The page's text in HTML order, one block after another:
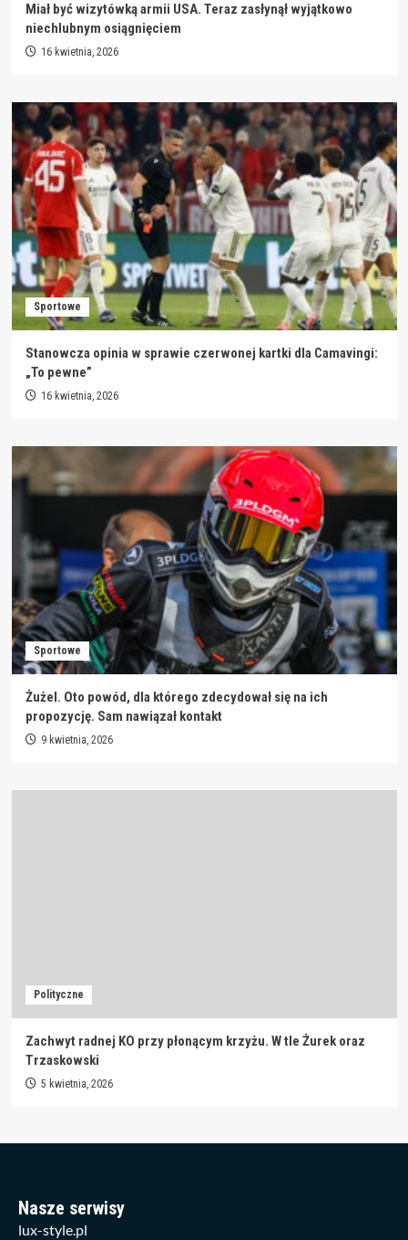
Miał być wizytówką armii USA. Teraz zasłynął wyjątkowo
niechlubnym osiągnięciem
16 kwietnia, 2026
Sportowe
Stanowcza opinia w sprawie czerwonej kartki dla Camavingi:
„To pewne”
16 kwietnia, 2026
Sportowe
Żużel. Oto powód, dla którego zdecydował się na ich
propozycję. Sam nawiązał kontakt
9 kwietnia, 2026
Polityczne
Zachwyt radnej KO przy płonącym krzyżu. W tle Żurek oraz
Trzaskowski
5 kwietnia, 2026
Nasze serwisy
lux-style.pl